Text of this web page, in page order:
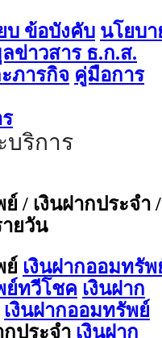
บ ข้อบังคับ นโยบา
ข่าวสาร ธ.ก.ส.
ภารกิจ คู่มือการ
ริการ
/ เงินฝากประจำ /
ยวัน
ย์ เงินฝากออมทรัพ
ย์ทวีโชค เงินฝาก
เงินฝากออมทรัพย์
กประจำ เงินฝาก